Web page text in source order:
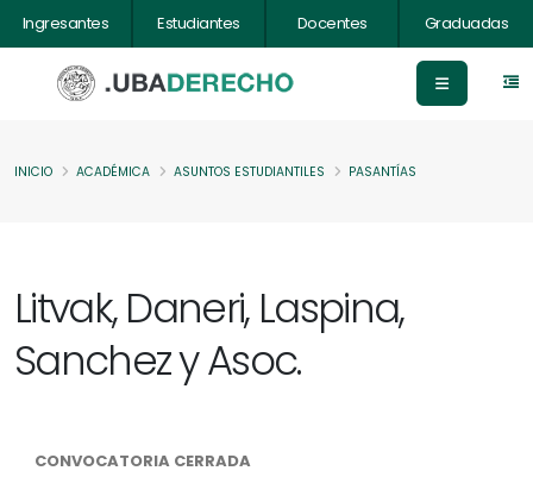
Ingresantes Estudiantes Docentes Graduadas
INICIO ACADÉMICA ASUNTOS ESTUDIANTILES PASANTÍAS
Litvak, Daneri, Laspina,
Sanchez y Asoc.
CONVOCATORIA CERRADA